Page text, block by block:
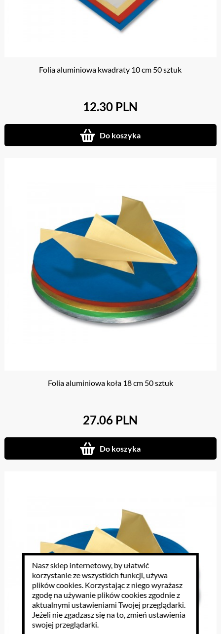
Folia aluminiowa kwadraty 10 cm 50 sztuk
12.30 PLN
Do koszyka
Folia aluminiowa koła 18 cm 50 sztuk
27.06 PLN
Do koszyka
Nasz sklep internetowy, by ułatwić
korzystanie ze wszystkich funkcji, używa
plików cookies. Korzystając z niego wyrażasz
zgodę na używanie plików cookies zgodnie z
aktualnymi ustawieniami Twojej przeglądarki.
Jeżeli nie zgadzasz się na to, zmień ustawienia
swojej przeglądarki.